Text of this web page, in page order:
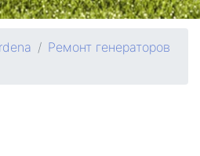
Ремонт генераторов